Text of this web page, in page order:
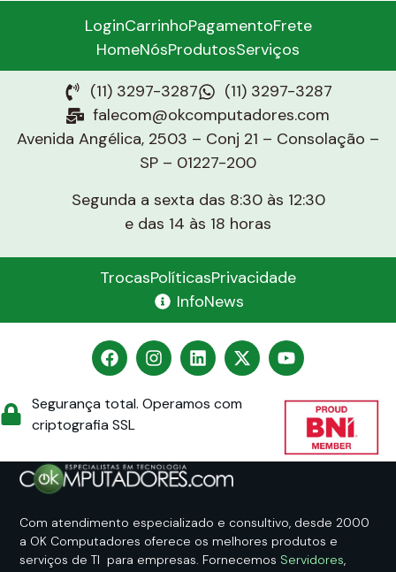
LoginCarrinhoPagamentoFrete
HomeNósProdutosServiços
(11) 3297-3287
(11) 3297-3287
falecom@okcomputadores.com
Avenida Angélica, 2503 – Conj 21 – Consolação –
SP – 01227-200
Segunda a sexta das 8:30 às 12:30
e das 14 às 18 horas
TrocasPolíticasPrivacidade
InfoNews
Segurança total. Operamos com
criptografia SSL
Com atendimento especializado e consultivo, desde 2000
a OK Computadores oferece os melhores produtos e
serviços de TI para empresas. Fornecemos Servidores,